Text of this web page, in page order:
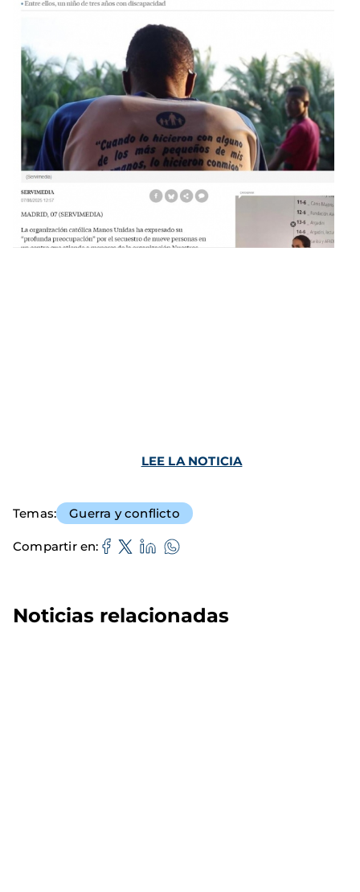
LEE LA NOTICIA
Temas Guerra y conflicto
Compartir en
Noticias relacionadas